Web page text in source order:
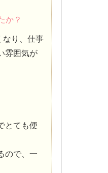
か？
なり、仕事
雰囲気が
とても便
ので、一